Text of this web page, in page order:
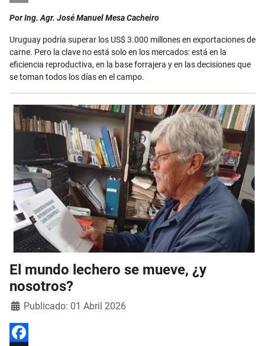
Email
Por Ing. Agr. José Manuel Mesa Cacheiro
Uruguay podría superar los US$ 3.000 millones en exportaciones de
carne. Pero la clave no está solo en los mercados: está en la
eficiencia reproductiva, en la base forrajera y en las decisiones que
se toman todos los días en el campo.
El mundo lechero se mueve, ¿y
nosotros?
DetallesPublicado: 01 Abril 2026